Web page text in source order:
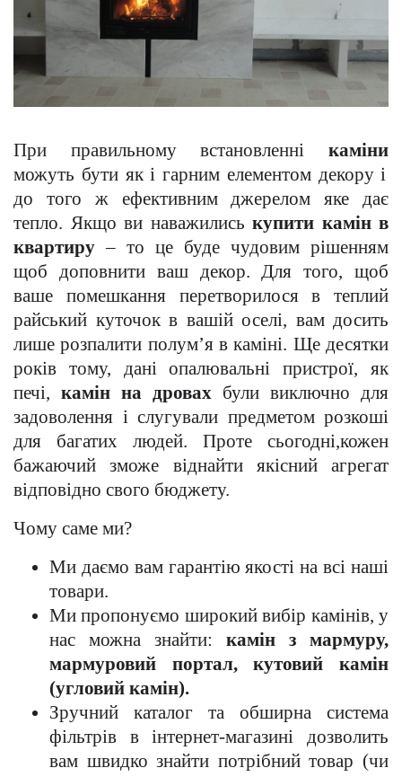
При правильному встановленні каміни
можуть бути як і гарним елементом декору і
до того ж ефективним джерелом яке дає
тепло. Якщо ви наважились купити камін в
квартиру – то це буде чудовим рішенням
щоб доповнити ваш декор. Для того, щоб
ваше помешкання перетворилося в теплий
райський куточок в вашій оселі, вам досить
лише розпалити полум’я в каміні. Ще десятки
років тому, дані опалювальні пристрої, як
печі, камін на дровах були виключно для
задоволення і слугували предметом розкоші
для багатих людей. Проте сьогодні,кожен
бажаючий зможе віднайти якісний агрегат
відповідно свого бюджету.
Чому саме ми?
Ми даємо вам гарантію якості на всі наші
товари.
Ми пропонуємо широкий вибір камінів, у
нас можна знайти: камін з мармуру,
мармуровий портал, кутовий камін
(угловий камін).
Зручний каталог та обширна система
фільтрів в інтернет-магазині дозволить
вам швидко знайти потрібний товар (чи